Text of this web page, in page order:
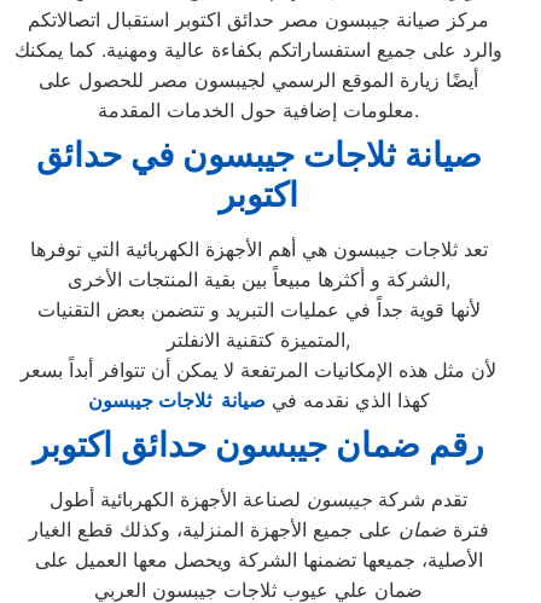
مركز صيانة جيبسون مصر حدائق اكتوبر استقبال اتصالاتكم
والرد على جميع استفساراتكم بكفاءة عالية ومهنية. كما يمكنك
أيضًا زيارة الموقع الرسمي لجيبسون مصر للحصول على
معلومات إضافية حول الخدمات المقدمة.
صيانة ثلاجات جيبسون في حدائق
اكتوبر
تعد ثلاجات جيبسون هي أهم الأجهزة الكهربائية التي توفرها
الشركة و أكثرها مبيعاً بين بقية المنتجات الأخرى,
لأنها قوية جداً في عمليات التبريد و تتضمن بعض التقنيات
المتميزة كتقنية الانفلتر,
لأن مثل هذه الإمكانيات المرتفعة لا يمكن أن تتوافر أبداً بسعر
كهذا الذي نقدمه في صيانة ثلاجات جيبسون
رقم ضمان جيبسون حدائق اكتوبر
تقدم شركة جيبسون لصناعة الأجهزة الكهربائية أطول
فترةضمان على جميع الأجهزة المنزلية، وكذلك قطع الغيار
الأصلية، جميعها تضمنها الشركة ويحصل معها العميل على
ضمان علي عيوب ثلاجات جيبسون العربي